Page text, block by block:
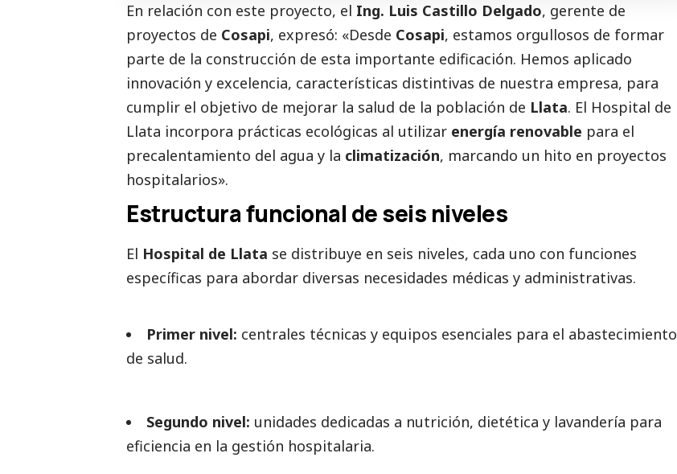
En relación con este proyecto, el Ing. Luis Castillo Delgado, gerente de
proyectos de Cosapi, expresó: «Desde Cosapi, estamos orgullosos de formar
parte de la construcción de esta importante edificación. Hemos aplicado
innovación y excelencia, características distintivas de nuestra empresa, para
cumplir el objetivo de mejorar la salud de la población de Llata. El Hospital de
Llata incorpora prácticas ecológicas al utilizar energía renovable para el
precalentamiento del agua y la climatización, marcando un hito en proyectos
hospitalarios».
Estructura funcional de seis niveles
El Hospital de Llata se distribuye en seis niveles, cada uno con funciones
específicas para abordar diversas necesidades médicas y administrativas.
Primer nivel: centrales técnicas y equipos esenciales para el abastecimiento
de salud.
Segundo nivel: unidades dedicadas a nutrición, dietética y lavandería para
eficiencia en la gestión hospitalaria.